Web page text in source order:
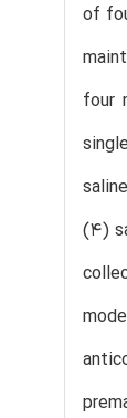
of
four
(4)